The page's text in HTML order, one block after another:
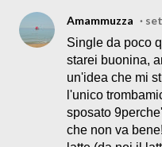
Amammuzza
Single da poco
starei buonina,
un'idea che mi
l'unico
sposato
che non va